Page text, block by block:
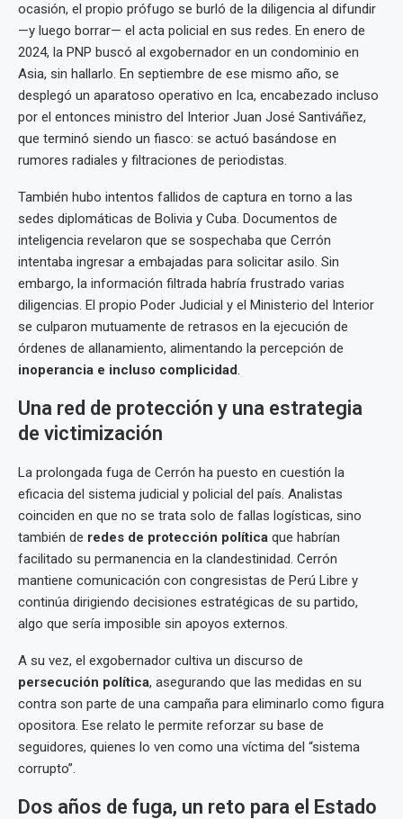
ocasión, el propio prófugo se burló de la diligencia al difundir
—y luego borrar— el acta policial en sus redes. En enero de
2024, la PNP buscó al exgobernador en un condominio en
Asia, sin hallarlo. En septiembre de ese mismo año, se
desplegó un aparatoso operativo en Ica, encabezado incluso
por el entonces ministro del Interior Juan José Santiváñez,
que terminó siendo un fiasco: se actuó basándose en
rumores radiales y filtraciones de periodistas.
También hubo intentos fallidos de captura en torno a las
sedes diplomáticas de Bolivia y Cuba. Documentos de
inteligencia revelaron que se sospechaba que Cerrón
intentaba ingresar a embajadas para solicitar asilo. Sin
embargo, la información filtrada habría frustrado varias
diligencias. El propio Poder Judicial y el Ministerio del Interior
se culparon mutuamente de retrasos en la ejecución de
órdenes de allanamiento, alimentando la percepción de
inoperancia e incluso complicidad.
Una red de protección y una estrategia
de victimización
La prolongada fuga de Cerrón ha puesto en cuestión la
eficacia del sistema judicial y policial del país. Analistas
coinciden en que no se trata solo de fallas logísticas, sino
también de redes de protección política que habrían
facilitado su permanencia en la clandestinidad. Cerrón
mantiene comunicación con congresistas de Perú Libre y
continúa dirigiendo decisiones estratégicas de su partido,
algo que sería imposible sin apoyos externos.
A su vez, el exgobernador cultiva un discurso de
persecución política, asegurando que las medidas en su
contra son parte de una campaña para eliminarlo como figura
opositora. Ese relato le permite reforzar su base de
seguidores, quienes lo ven como una víctima del “sistema
corrupto”.
Dos años de fuga, un reto para el Estado